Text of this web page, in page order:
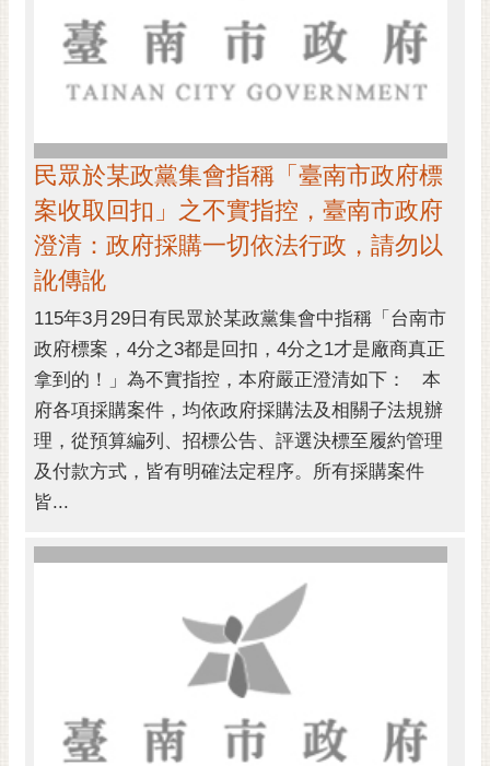
民眾於某政黨集會指稱「臺南市政府標
案收取回扣」之不實指控，臺南市政府
澄清：政府採購一切依法行政，請勿以
訛傳訛
115年3月29日有民眾於某政黨集會中指稱「台南市
政府標案，4分之3都是回扣，4分之1才是廠商真正
拿到的！」為不實指控，本府嚴正澄清如下： 本
府各項採購案件，均依政府採購法及相關子法規辦
理，從預算編列、招標公告、評選決標至履約管理
及付款方式，皆有明確法定程序。所有採購案件
皆...